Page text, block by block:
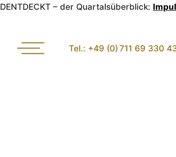
DENTDECKT – der Quartalsüberblick:
Tel.: +49 (0) 711 69 330